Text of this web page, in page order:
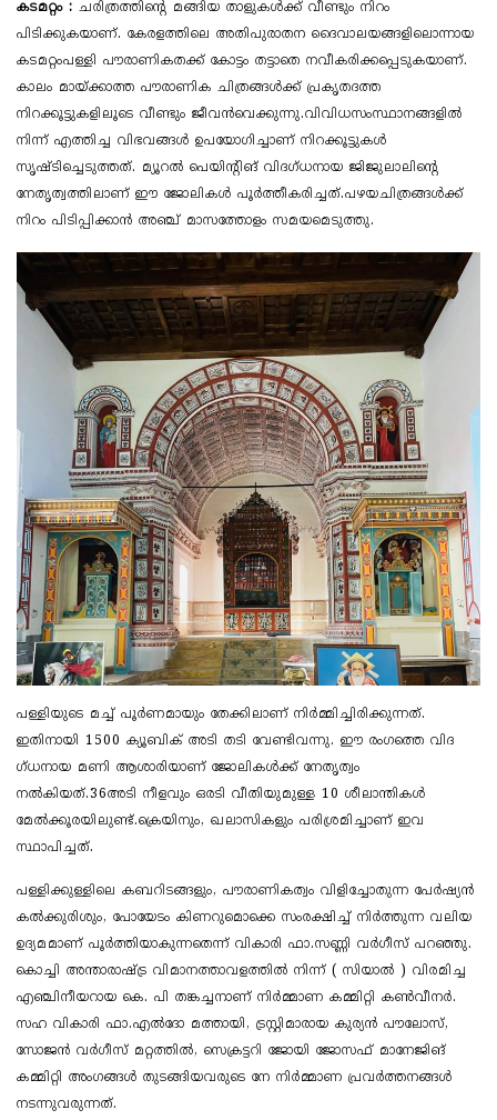
കടമറ്റം : ചരിത്രത്തിന്റെ മങ്ങിയ താളുകൾക്ക് വീണ്ടും നിറം
പിടിക്കുകയാണ്. കേരളത്തിലെ അതിപുരാതന ദൈവാലയങ്ങളിലൊന്നായ
കടമറ്റംപള്ളി പൗരാണികതക്ക് കോട്ടം തട്ടാതെ നവീകരിക്കപ്പെടുകയാണ്.
കാലം മായ്ക്കാത്ത പൗരാണിക ചിത്രങ്ങൾക്ക് പ്രകൃതദത്ത
നിറക്കൂട്ടുകളിലൂടെ വീണ്ടും ജീവൻവെക്കുന്നു.വിവിധസംസ്ഥാനങ്ങളിൽ
നിന്ന് എത്തിച്ച വിഭവങ്ങൾ ഉപയോ​ഗിച്ചാണ് നിറക്കൂട്ടുകൾ
സൃഷ്ടിച്ചെടുത്തത്. മ്യൂറൽ പെയിന്റിങ് വി​ദ​ഗ്ധനായ ജിജുലാലിന്റെ
നേതൃത്വത്തിലാണ് ഈ ജോലികൾ പൂർത്തീകരിച്ചത്.പഴയചിത്രങ്ങൾക്ക്
നിറം പിടിപ്പിക്കാൻ അഞ്ച് മാസത്തോളം സമയമെടുത്തു.
പള്ളിയുടെ മച്ച് പൂർണമായും തേക്കിലാണ് നിർമ്മിച്ചിരിക്കുന്നത്.
ഇതിനായി 1500 ക്യൂബിക് അടി തടി വേണ്ടിവന്നു. ഈ രം​ഗത്തെ വി​ദ​
ഗ്ധനായ മണി ആശാരിയാണ് ജോലികൾക്ക് നേതൃത്വം
നൽകിയത്.36അടി നീളവും ഒരടി വീതിയുമുള്ള 10 ശീലാന്തികൾ
മേൽക്കൂരയിലുണ്ട്.ക്രെയിനും, ഖലാസികളും പരിശ്രമിച്ചാണ് ഇവ
സ്ഥാപിച്ചത്.
പള്ളിക്കുള്ളിലെ കബറിടങ്ങളും, പൗരാണികത്വം വിളിച്ചോതുന്ന പേർഷ്യൻ
കൽക്കുരിശും, പോയേടം കിണറുമൊക്കെ സംരക്ഷിച്ച് നിർത്തുന്ന വലിയ
ഉദ്യമമാണ് പൂർത്തിയാകുന്നതെന്ന് വികാരി ഫാ.സണ്ണി വർ​ഗീസ് പറഞ്ഞു.
കൊച്ചി അന്താരാഷ്ട്ര വിമാനത്താവളത്തിൽ നിന്ന് ( സിയാൽ ) വിരമിച്ച
എഞ്ചിനീയറായ കെ. പി തങ്കച്ചനാണ് നിർമ്മാണ കമ്മിറ്റി കൺവീനർ.
സഹ വികാരി ഫാ.എൽദോ മത്തായി, ട്രസ്റ്റിമാരായ കുര്യൻ പൗലോസ്,
സോജൻ വർ​ഗീസ് മറ്റത്തിൽ, സെക്രട്ടറി ജോയി ജോസഫ് മാനേജിങ്
കമ്മിറ്റി അംഗങ്ങൾ തുടങ്ങിയവരുടെ നേ നിർമ്മാണ പ്രവർത്തനങ്ങൾ
നടന്നുവരുന്നത്.